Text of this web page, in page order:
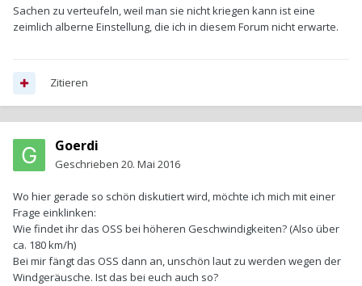
Sachen zu verteufeln, weil man sie nicht kriegen kann ist eine
zeimlich alberne Einstellung, die ich in diesem Forum nicht erwarte.
Zitieren
Goerdi
Geschrieben 20. Mai 2016
Wo hier gerade so schön diskutiert wird, möchte ich mich mit einer
Frage einklinken:
Wie findet ihr das OSS bei höheren Geschwindigkeiten? (Also über
ca. 180 km/h)
Bei mir fängt das OSS dann an, unschön laut zu werden wegen der
Windgeräusche. Ist das bei euch auch so?